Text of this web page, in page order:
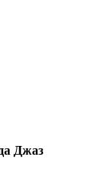
Джаз